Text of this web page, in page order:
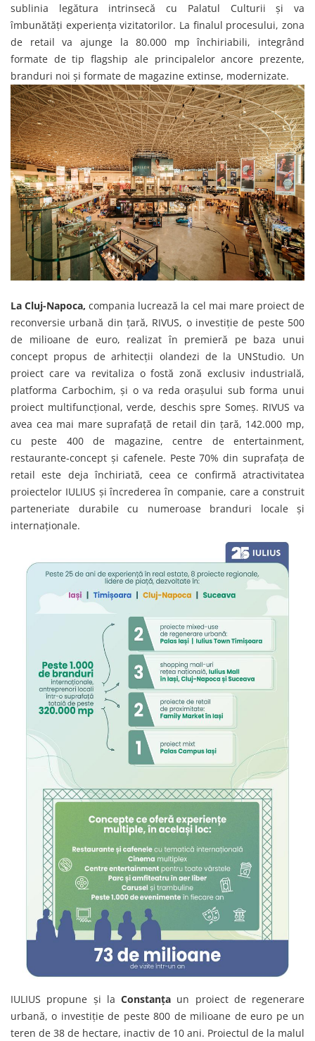
sublinia legătura intrinsecă cu Palatul Culturii și va
îmbunătăți experiența vizitatorilor. La finalul procesului, zona
de retail va ajunge la 80.000 mp închiriabili, integrând
formate de tip flagship ale principalelor ancore prezente,
branduri noi și formate de magazine extinse, modernizate.
La Cluj-Napoca,compania lucrează la cel mai mare proiect de
reconversie urbană din țară, RIVUS, o investiție de peste 500
de milioane de euro, realizat în premieră pe baza unui
concept propus de arhitecții olandezi de la UNStudio. Un
proiect care va revitaliza o fostă zonă exclusiv industrială,
platforma Carbochim, și o va reda orașului sub forma unui
proiect multifuncțional, verde, deschis spre Someș. RIVUS va
avea cea mai mare suprafață de retail din țară, 142.000 mp,
cu peste 400 de magazine, centre de entertainment,
restaurante-concept şi cafenele. Peste 70% din suprafața de
retail este deja închiriată, ceea ce confirmă atractivitatea
proiectelor IULIUS și încrederea în companie, care a construit
parteneriate durabile cu numeroase branduri locale și
internaționale.
IULIUS propune și la Constanța un proiect de regenerare
urbană, o investiție de peste 800 de milioane de euro pe un
teren de 38 de hectare, inactiv de 10 ani. Proiectul de la malul